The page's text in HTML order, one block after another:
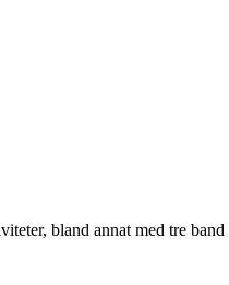
bland annat med tre band